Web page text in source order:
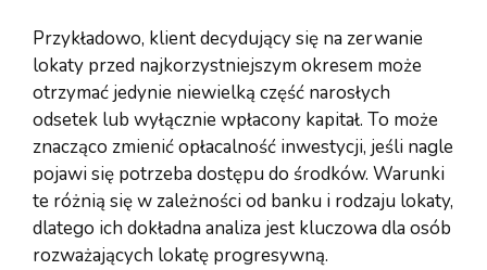
Przykładowo, klient decydujący się na zerwanie
lokaty przed najkorzystniejszym okresem może
otrzymać jedynie niewielką część narosłych
odsetek lub wyłącznie wpłacony kapitał. To może
znacząco zmienić opłacalność inwestycji, jeśli nagle
pojawi się potrzeba dostępu do środków. Warunki
te różnią się w zależności od banku i rodzaju lokaty,
dlatego ich dokładna analiza jest kluczowa dla osób
rozważających lokatę progresywną.